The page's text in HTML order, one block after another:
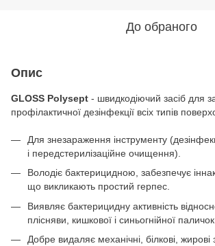
До обраного
Опис
GLOSS Polysept - швидкодіючий засіб для
профілактичної дезінфекції всіх типів
Для знезараження інструменту
і передстерилізаційне очищення).
Володіє бактерицидною, забезпечує
що викликають простий герпес.
Виявляє бактерицидну активність
плісняви, кишкової і синьогнійної паличок.
Добре видаляє механічні, білкові, жирові